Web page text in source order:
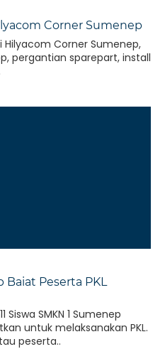
Corner Sumenep
Hilyacom Corner Sumenep,
pergantian sparepart, install
Baiat Peserta PKL
Siswa SMKN 1 Sumenep
untuk melaksanakan PKL.
peserta..